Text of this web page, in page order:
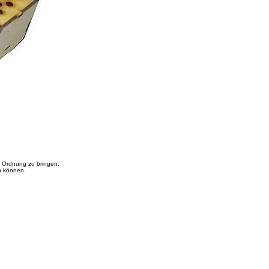
zu bringen.
können.